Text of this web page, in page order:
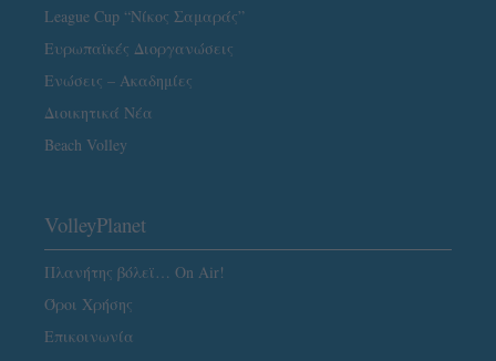
League Cup “Νίκος Σαμαράς”
Ευρωπαϊκές Διοργανώσεις
Ενώσεις – Ακαδημίες
Διοικητικά Νέα
Beach Volley
VolleyPlanet
Πλανήτης βόλεϊ… On Air!
Όροι Χρήσης
Επικοινωνία